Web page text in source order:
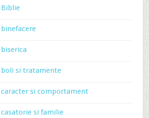
si tratamente
si comportament
si familie